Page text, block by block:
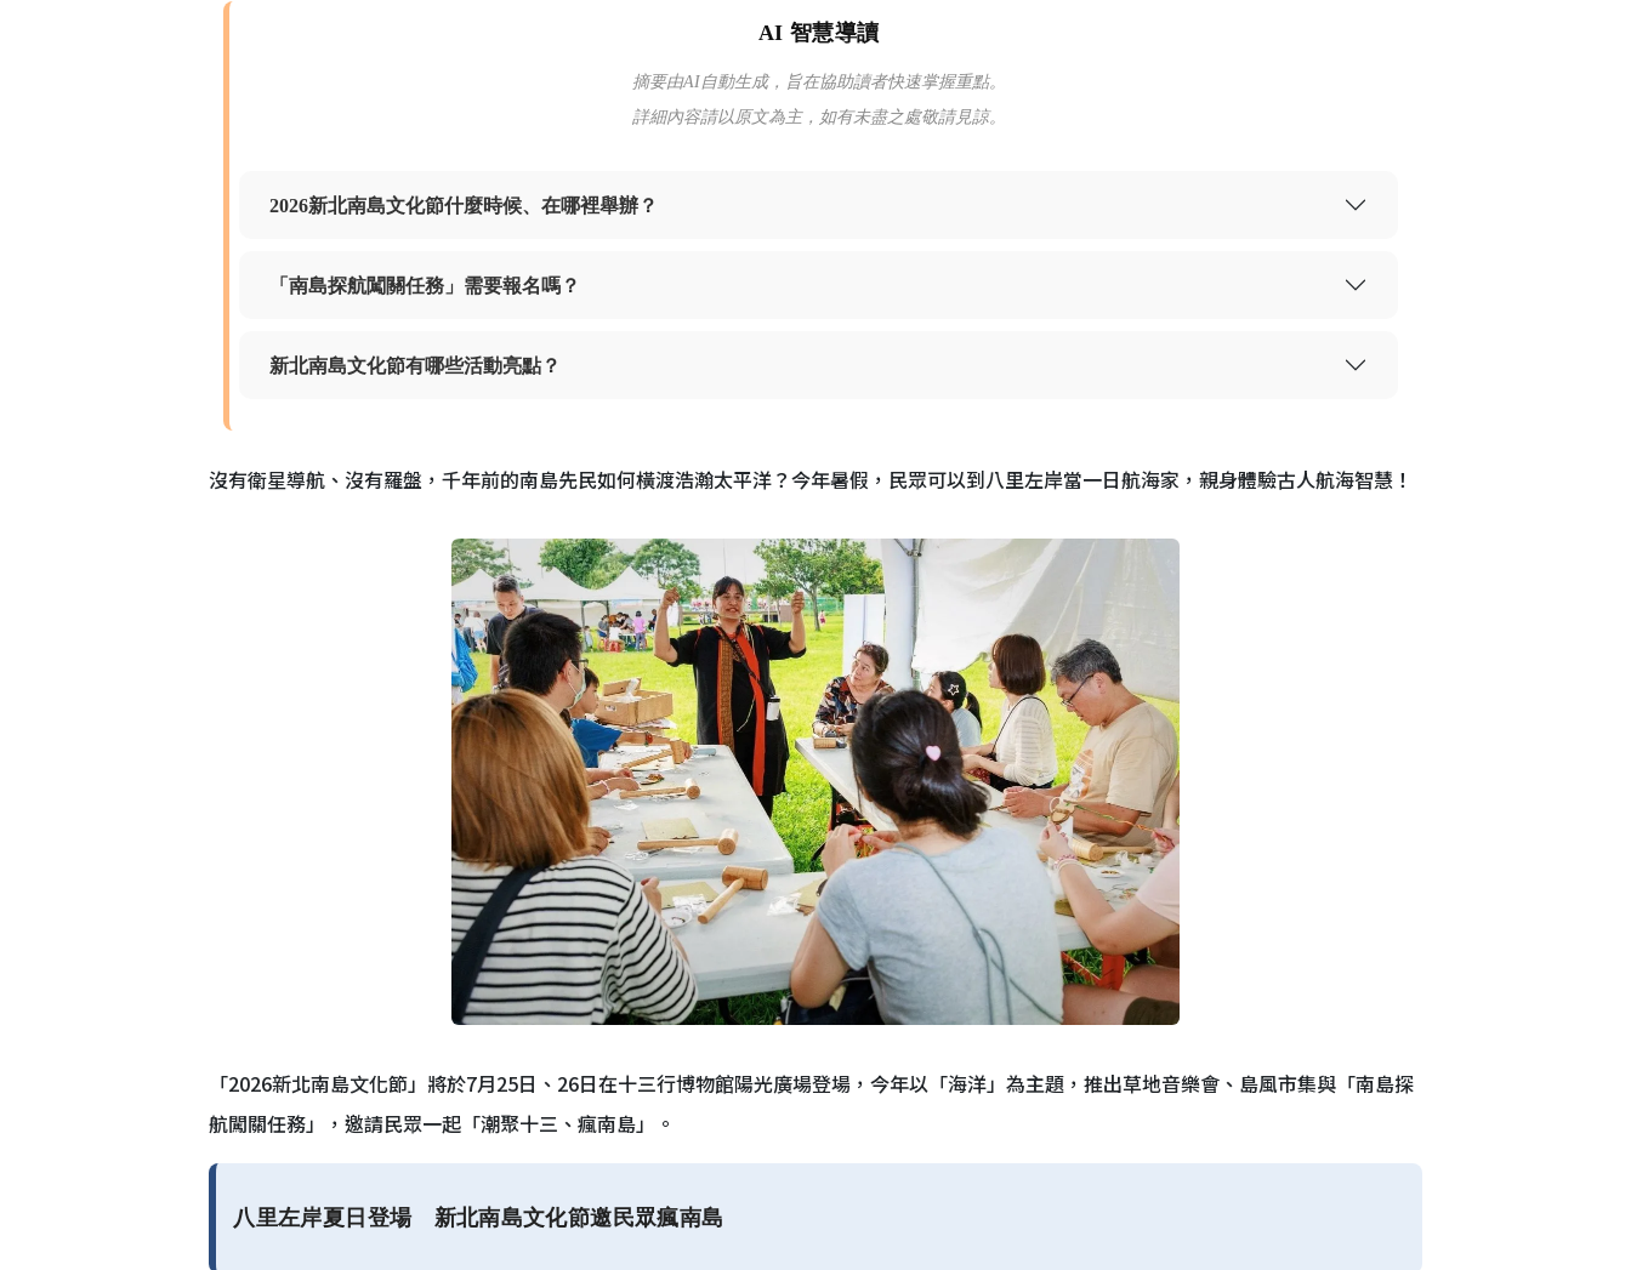
AI 智慧導讀
摘要由AI自動生成，旨在協助讀者快速掌握重點。
詳細內容請以原文為主，如有未盡之處敬請見諒。
2026新北南島文化節什麼時候、在哪裡舉辦？
「南島探航闖關任務」需要報名嗎？
新北南島文化節有哪些活動亮點？
沒有衛星導航、沒有羅盤，千年前的南島先民如何橫渡浩瀚太平洋？今年暑假，民眾可以到八里左岸當一日航海家，親身體驗古人航海智慧！
「2026新北南島文化節」將於7月25日、26日在十三行博物館陽光廣場登場，今年以「海洋」為主題，推出草地音樂會、島風市集與「南島探
航闖關任務」，邀請民眾一起「潮聚十三、瘋南島」。
八里左岸夏日登場 新北南島文化節邀民眾瘋南島